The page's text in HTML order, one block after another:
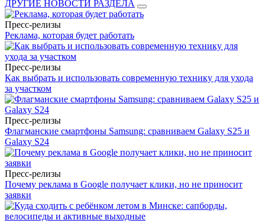
ДРУГИЕ НОВОСТИ РАЗДЕЛА
Пресс-релизы
Реклама, которая будет работать
Пресс-релизы
Как выбрать и использовать современную технику для ухода
за участком
Пресс-релизы
Флагманские смартфоны Samsung: сравниваем Galaxy S25 и
Galaxy S24
Пресс-релизы
Почему реклама в Google получает клики, но не приносит
заявки